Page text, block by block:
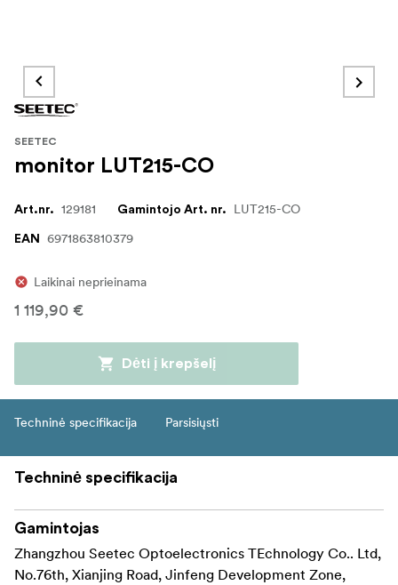
SEETEC
monitor LUT215-CO
Art.nr. 129181 Gamintojo Art. nr. LUT215-CO
EAN 6971863810379
Laikinai neprieinama
1 119,90 €
Dėti į krepšelį
Techninė specifikacija Parsisiųsti
Techninė specifikacija
Gamintojas
Zhangzhou Seetec Optoelectronics TEchnology Co.. Ltd,
No.76th, Xianjing Road, Jinfeng Development Zone,